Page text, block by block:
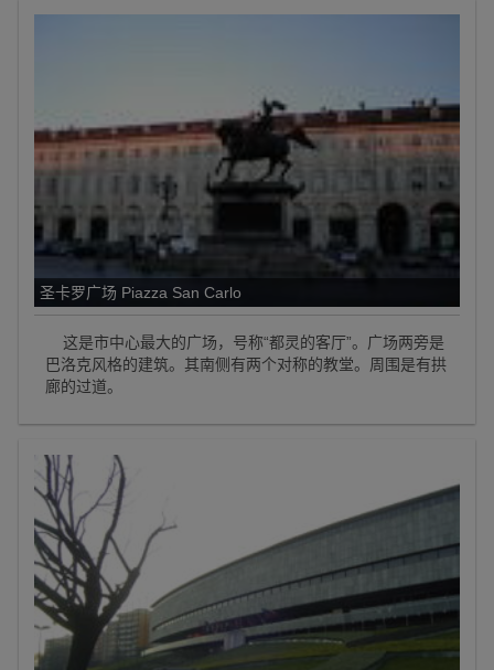
圣卡罗广场 Piazza San Carlo
这是市中心最大的广场，号称“都灵的客厅”。广场两旁是
巴洛克风格的建筑。其南侧有两个对称的教堂。周围是有拱
廊的过道。